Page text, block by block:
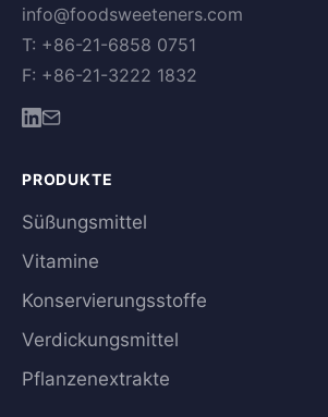
info@foodsweeteners.com
T: +86-21-6858 0751
F: +86-21-3222 1832
PRODUKTE
Süßungsmittel
Vitamine
Konservierungsstoffe
Verdickungsmittel
Pflanzenextrakte